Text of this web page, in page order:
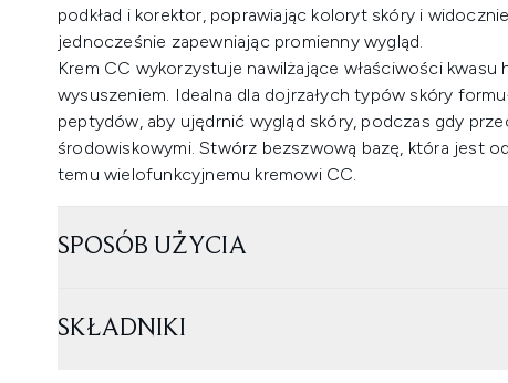
podkład i korektor, poprawiając koloryt skóry i
jednocześnie zapewniając promienny wygląd.
Krem CC wykorzystuje nawilżające właściwości
wysuszeniem. Idealna dla dojrzałych typów skóry
peptydów, aby ujędrnić wygląd skóry, podczas gdy
środowiskowymi. Stwórz bezszwową bazę, która jest
temu wielofunkcyjnemu kremowi CC.
SPOSÓB UŻYCIA
SKŁADNIKI